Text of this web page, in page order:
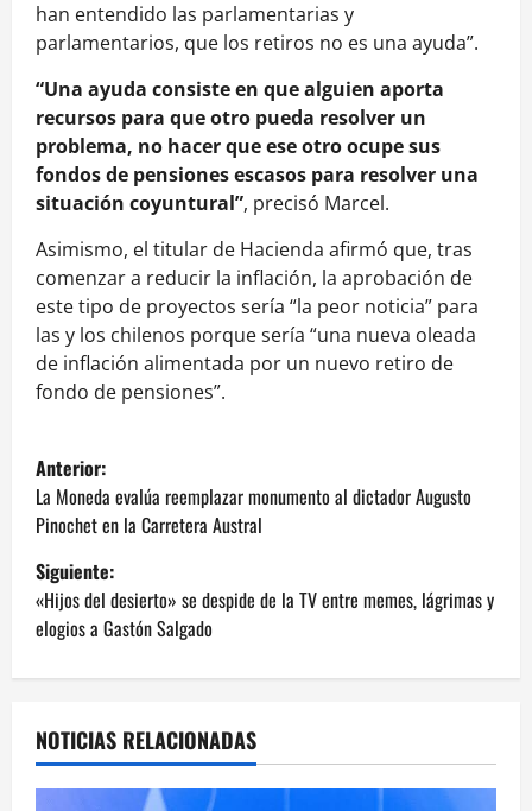
han entendido las parlamentarias y
parlamentarios, que los retiros no es una ayuda”.
“Una ayuda consiste en que alguien aporta
recursos para que otro pueda resolver un
problema, no hacer que ese otro ocupe sus
fondos de pensiones escasos para resolver una
situación coyuntural”, precisó Marcel.
Asimismo, el titular de Hacienda afirmó que, tras
comenzar a reducir la inflación, la aprobación de
este tipo de proyectos sería “la peor noticia” para
las y los chilenos porque sería “una nueva oleada
de inflación alimentada por un nuevo retiro de
fondo de pensiones”.
N
a
v
e
c
Anterior:
La Moneda evalúa reemplazar monumento al dictador Augusto
Pinochet en la Carretera Austral
Siguiente:
«Hijos del desierto» se despide de la TV entre memes, lágrimas y
elogios a Gastón Salgado
NOTICIAS RELACIONADAS